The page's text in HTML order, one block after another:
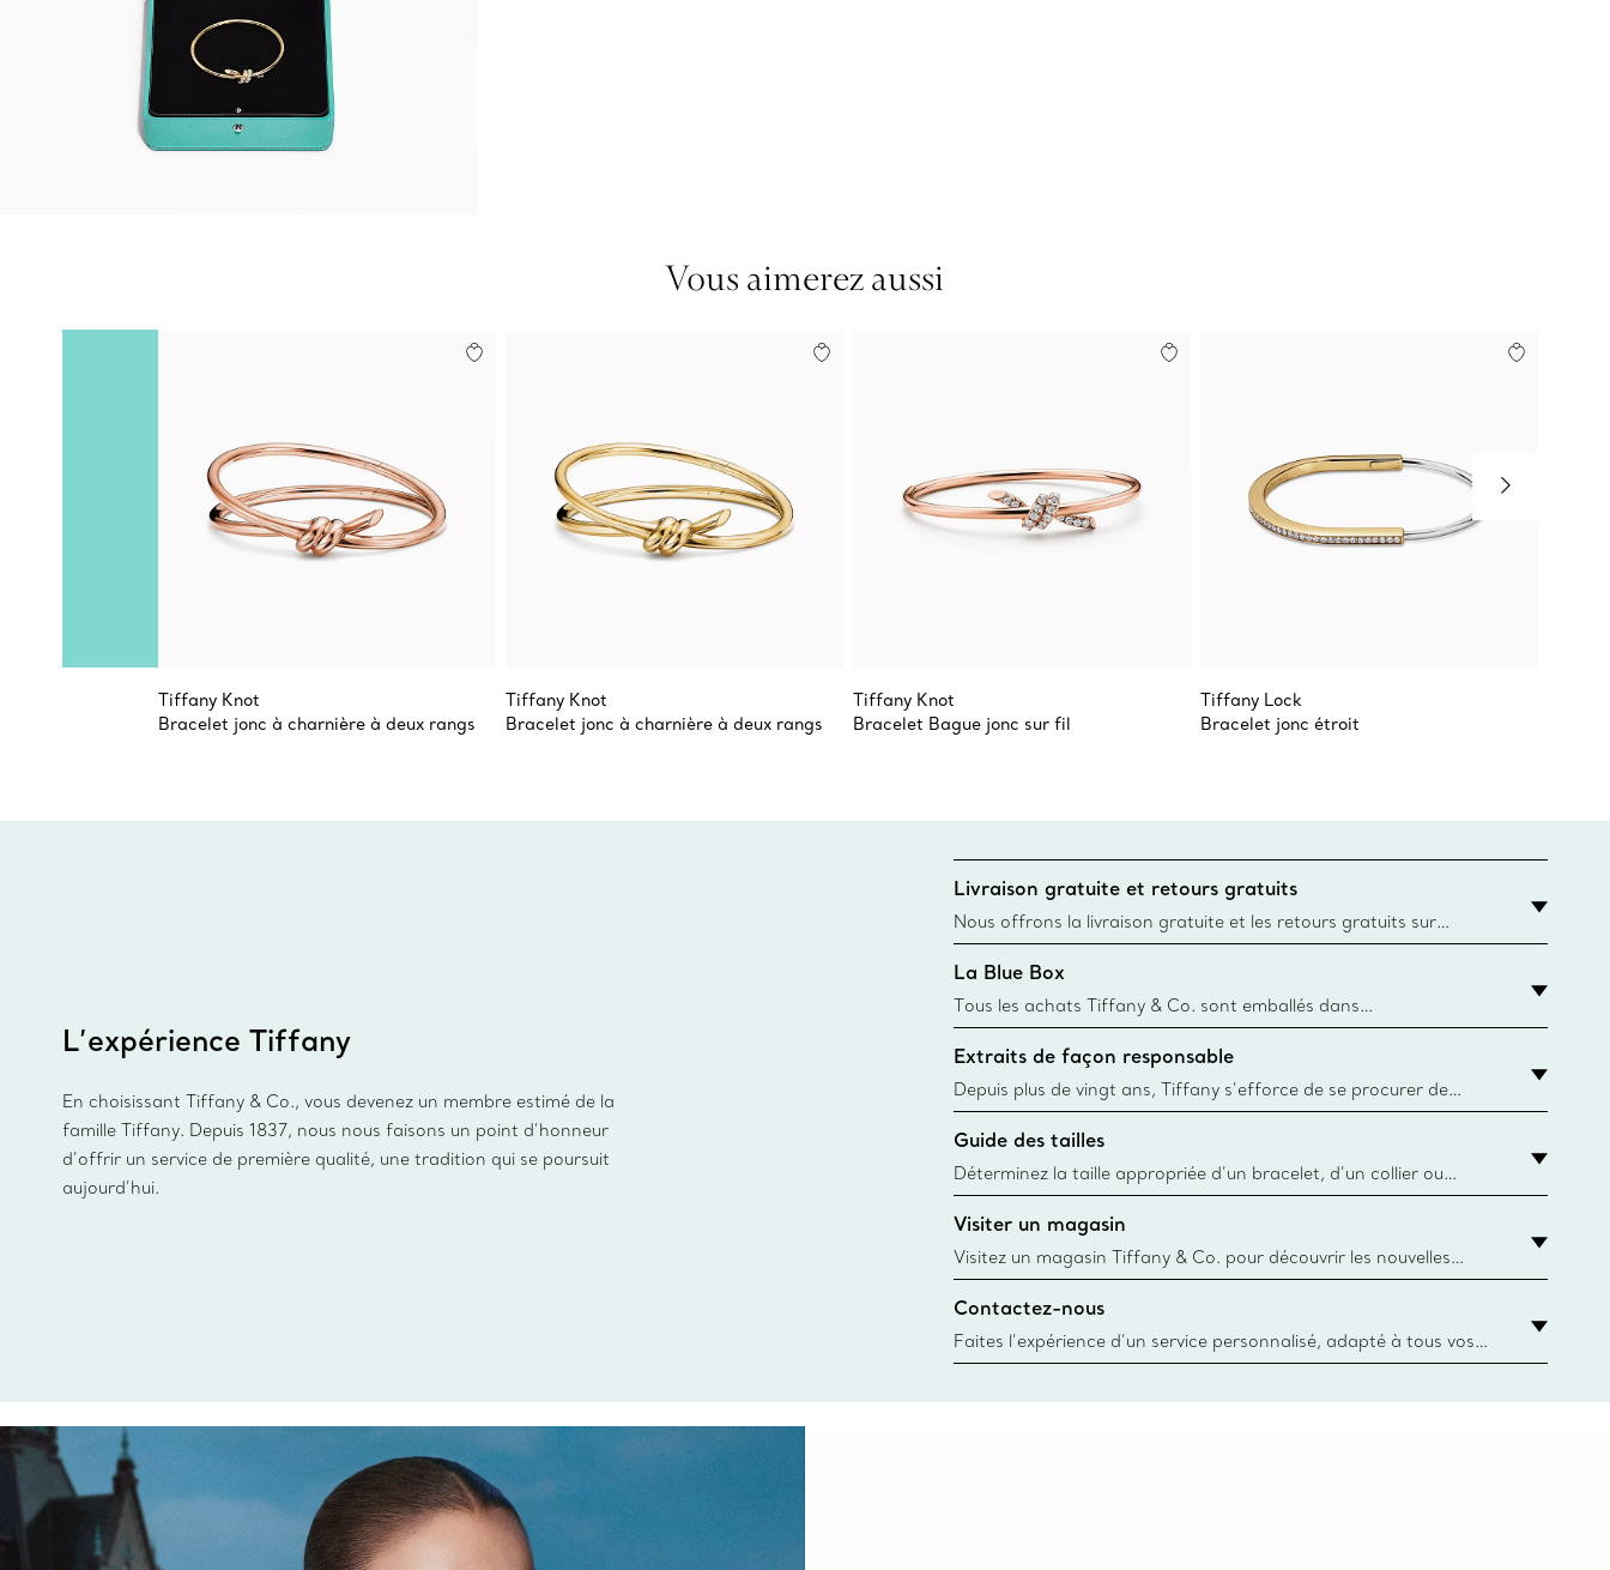
Vous aimerez aussi
Tiffany Knot
Bracelet jonc à charnière à deux rangs
Tiffany Knot
Bracelet jonc à charnière à deux rangs
Tiffany Knot
Bracelet Bague jonc sur fil
Tiffany Lock
Bracelet jonc étroit
L’expérience Tiffany
En choisissant Tiffany & Co., vous devenez un membre estimé de la
famille Tiffany. Depuis 1837, nous nous faisons un point d’honneur
d’offrir un service de première qualité, une tradition qui se poursuit
aujourd’hui.
Livraison gratuite et retours gratuits
Nous offrons la livraison gratuite et les retours gratuits sur
toutes les commandes Tiffany & Co. passées sur le site Web
canadien et dont la destination est l’adresse d’un particulier.
La Blue Box
Tous les achats Tiffany & Co. sont emballés dans
une Tiffany Blue Box. Bien que l'histoire de cet emballage célèbre
remonte à 1886, toutes les Blue Box et sacs sont aujourd'hui
fabriqués à partir de papier provenant de sources durables et de
matières
Extraits de façon responsable
Depuis plus de vingt ans, Tiffany s’efforce de se procurer de
façon responsable les matériaux précieux utilisés dans la
fabrication de ses bijoux. En apprendre davantage
Guide des tailles
Déterminez la taille appropriée d’un bracelet, d’un collier ou
d’une bague grâce au guide des tailles de Tiffany & Co.
Visiter un magasin
Visitez un magasin Tiffany & Co. pour découvrir les nouvelles
créations, les collections emblématiques et bien plus encore.
Trouver le magasin le plus près
Contactez-nous
Faites l’expérience d’un service personnalisé, adapté à tous vos
besoins par les conseillers à la clientèle Tiffany & Co. Que ce soit